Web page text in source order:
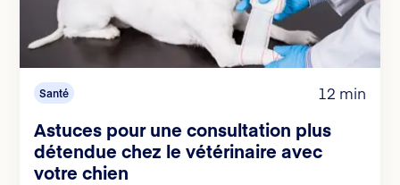
Santé 12 min
Astuces pour une consultation plus
détendue chez le vétérinaire avec
votre chien